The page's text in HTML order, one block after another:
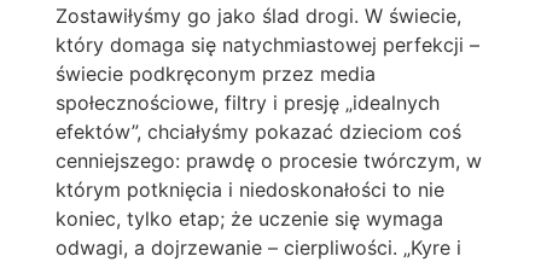
Zostawiłyśmy go jako ślad drogi. W świecie,
który domaga się natychmiastowej perfekcji –
świecie podkręconym przez media
społecznościowe, filtry i presję „idealnych
efektów”, chciałyśmy pokazać dzieciom coś
cenniejszego: prawdę o procesie twórczym, w
którym potknięcia i niedoskonałości to nie
koniec, tylko etap; że uczenie się wymaga
odwagi, a dojrzewanie – cierpliwości. „Kyre i